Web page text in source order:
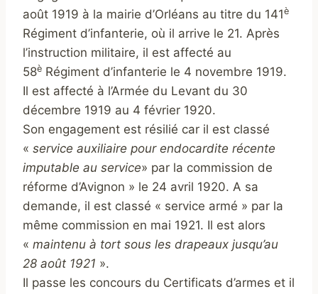
août 1919 à la mairie d’Orléans au titre du 141è
Régiment d’infanterie, où il arrive le 21. Après
l’instruction militaire, il est affecté au
58è Régiment d’infanterie le 4 novembre 1919.
Il est affecté à l’Armée du Levant du 30
décembre 1919 au 4 février 1920.
Son engagement est résilié car il est classé
« service auxiliaire pour endocardite récente
imputable au service» par la commission de
réforme d’Avignon » le 24 avril 1920. A sa
demande, il est classé « service armé » par la
même commission en mai 1921. Il est alors
« maintenu à tort sous les drapeaux jusqu’au
28 août 1921 ».
Il passe les concours du Certificats d’armes et il